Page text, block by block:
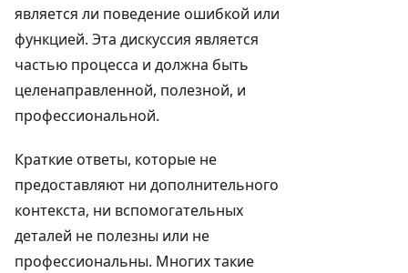
является ли поведение ошибкой или
функцией. Эта дискуссия является
частью процесса и должна быть
целенаправленной, полезной, и
профессиональной.
Краткие ответы, которые не
предоставляют ни дополнительного
контекста, ни вспомогательных
деталей не полезны или не
профессиональны. Многих такие